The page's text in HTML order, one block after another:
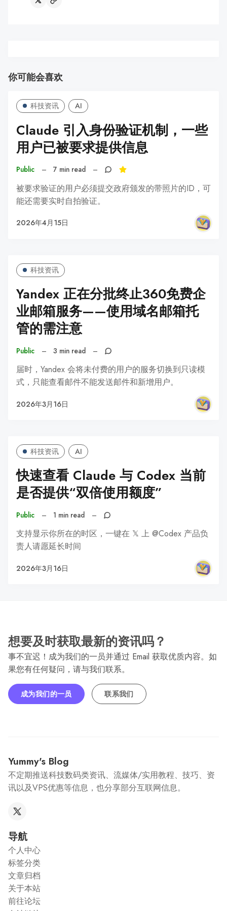
你可能会喜欢
科技资讯 AI
Claude 引入身份验证机制，一些
用户已被要求提供信息
Public – 7 min read –
被要求验证的用户必须提交政府颁发的带照片的ID，可
能还需要实时自拍验证。
2026年4月15日
科技资讯
Yandex 正在分批终止360免费企
业邮箱服务——使用域名邮箱托
管的需注意
Public – 3 min read –
届时，Yandex 会将未付费的用户的服务切换到只读模
式，只能查看邮件不能发送邮件和新增用户。
2026年3月16日
科技资讯 AI
快速查看 Claude 与 Codex 当前
是否提供“双倍使用额度”
Public – 1 min read –
支持显示你所在的时区，一键在 𝕏 上 @Codex 产品负
责人请愿延长时间
2026年3月16日
想要及时获取最新的资讯吗？
事不宜迟！成为我们的一员并通过 Email 获取优质内容。如
果您有任何疑问，请与我们联系。
成为我们的一员 联系我们
Yummy's Blog
不定期推送科技数码类资讯、流媒体/实用教程、技巧、资
讯以及VPS优惠等信息，也分享部分互联网信息。
导航
个人中心
标签分类
文章归档
关于本站
前往论坛